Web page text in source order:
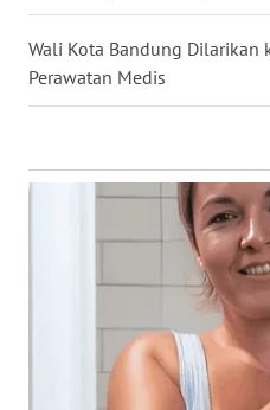
Wali Kota Bandung Dilarikan
Perawatan Medis
SULBAR